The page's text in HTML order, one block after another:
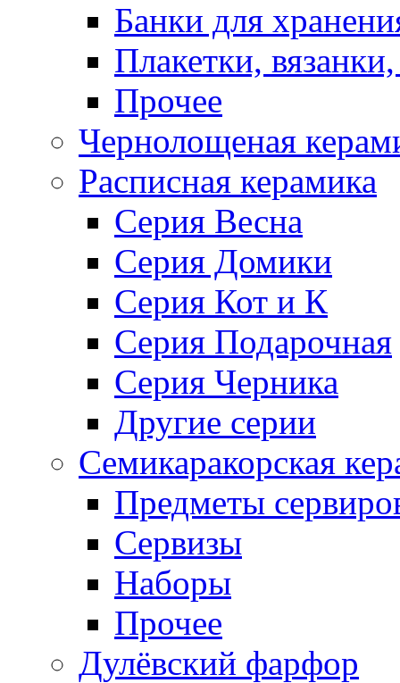
Банки для
Плакетки,
Прочее
Чернолощеная
Расписная керамика
Серия Весна
Серия Домики
Серия Кот и К
Серия Подарочная
Серия Черника
Другие серии
Семикаракорская
Предметы
Сервизы
Наборы
Прочее
Дулёвский фарфор